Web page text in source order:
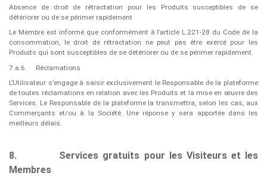
Absence de droit de rétractation pour les Produits susceptibles de se
détériorer ou de se périmer rapidement
Le Membre est informé que conformément à l’article L.221-28 du Code de la
consommation, le droit de rétractation ne peut pas être exercé pour les
Produits qui sont susceptibles de se détériorer ou de se périmer rapidement.
7.a.6
Réclamations
L’Utilisateur s’engage à saisir exclusivement le Responsable de la plateforme
de toutes réclamations en relation avec les Produits et la mise en œuvre des
Services. Le Responsable de la plateforme la transmettra, selon les cas, aux
Commerçants et/ou à la Société. Une réponse y sera apportée dans les
meilleurs délais.
8.
Services gratuits pour les Visiteurs et les
Membres